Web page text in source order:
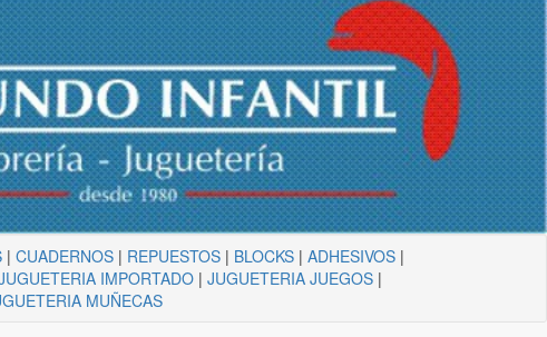
|CUADERNOS | REPUESTOS | BLOCKS |ADHESIVOS |
IMPORTADO| JUGUETERIA JUEGOS|
MUÑECAS